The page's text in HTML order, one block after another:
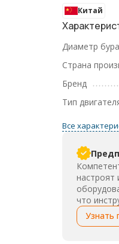
Китай
Диаметр бура
Страна
Бренд
Тип
Все
настроят
что
Узнать